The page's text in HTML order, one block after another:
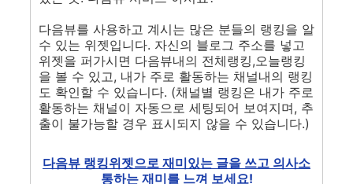
다음뷰를 사용하고 계시는 많은 분들의 랭킹을 알
수 있는 위젯입니다. 자신의 블로그 주소를 넣고
위젯을 퍼가시면 다음뷰내의 전체랭킹,오늘랭킹
을 볼 수 있고, 내가 주로 활동하는 채널내의 랭킹
도 확인할 수 있습니다. (채널별 랭킹은 내가 주로
활동하는 채널이 자동으로 세팅되어 보여지며, 추
출이 불가능할 경우 표시되지 않을 수 있습니다.)
다음뷰 랭킹위젯으로 재미있는 글을 쓰고 의사소
통하는 재미를 느껴 보세요!